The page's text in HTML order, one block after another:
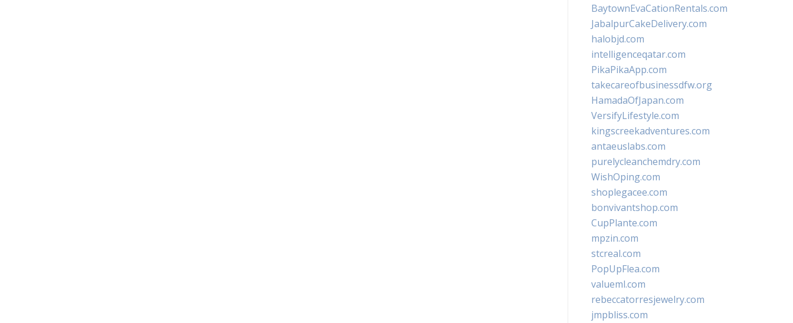
BaytownEvaCationRentals.com
JabalpurCakeDelivery.com
halobjd.com
intelligenceqatar.com
PikaPikaApp.com
takecareofbusinessdfw.org
HamadaOfJapan.com
VersifyLifestyle.com
kingscreekadventures.com
antaeuslabs.com
purelycleanchemdry.com
WishOping.com
shoplegacee.com
bonvivantshop.com
CupPlante.com
mpzin.com
stcreal.com
PopUpFlea.com
valueml.com
rebeccatorresjewelry.com
jmpbliss.com